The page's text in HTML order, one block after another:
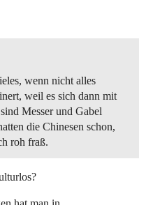
wenn nicht alles
weil es sich dann mit
Messer und Gabel
die Chinesen schon,
roh fraß.